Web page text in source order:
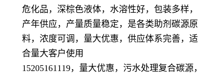
危化品，深棕色液体，水溶性好，包装多样，
产年供应，产量质量稳定， 是各类助剂碳源原
料，浓度可调，量大优惠，供应体系完善，适
合量大客户使用
15205161119，量大优惠，污水处理复合碳源，